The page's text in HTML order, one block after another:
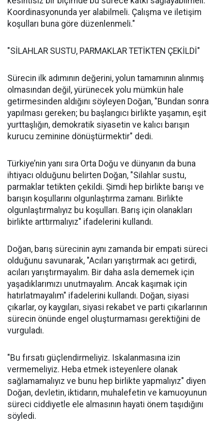
Koordinasyonunda yer alabilmeli. Çalışma ve iletişim
koşulları buna göre düzenlenmeli."
"SİLAHLAR SUSTU, PARMAKLAR TETİKTEN ÇEKİLDİ"
Sürecin ilk adımının değerini, yolun tamamının alınmış
olmasından değil, yürünecek yolu mümkün hale
getirmesinden aldığını söyleyen Doğan, "Bundan sonra
yapılması gereken; bu başlangıcı birlikte yaşamın, eşit
yurttaşlığın, demokratik siyasetin ve kalıcı barışın
kurucu zeminine dönüştürmektir" dedi.
Türkiye’nin yanı sıra Orta Doğu ve dünyanın da buna
ihtiyacı olduğunu belirten Doğan, "Silahlar sustu,
parmaklar tetikten çekildi. Şimdi hep birlikte barışı ve
barışın koşullarını olgunlaştırma zamanı. Birlikte
olgunlaştırmalıyız bu koşulları. Barış için olanakları
birlikte arttırmalıyız" ifadelerini kullandı.
Doğan, barış sürecinin aynı zamanda bir empati süreci
olduğunu savunarak, "Acıları yarıştırmak acı getirdi,
acıları yarıştırmayalım. Bir daha asla dememek için
yaşadıklarımızı unutmayalım. Ancak kaşımak için
hatırlatmayalım" ifadelerini kullandı. Doğan, siyasi
çıkarlar, oy kaygıları, siyasi rekabet ve parti çıkarlarının
sürecin önünde engel oluşturmaması gerektiğini de
vurguladı.
"Bu fırsatı güçlendirmeliyiz. Iskalanmasına izin
vermemeliyiz. Heba etmek isteyenlere olanak
sağlamamalıyız ve bunu hep birlikte yapmalıyız" diyen
Doğan, devletin, iktidarın, muhalefetin ve kamuoyunun
süreci ciddiyetle ele almasının hayati önem taşıdığını
söyledi.